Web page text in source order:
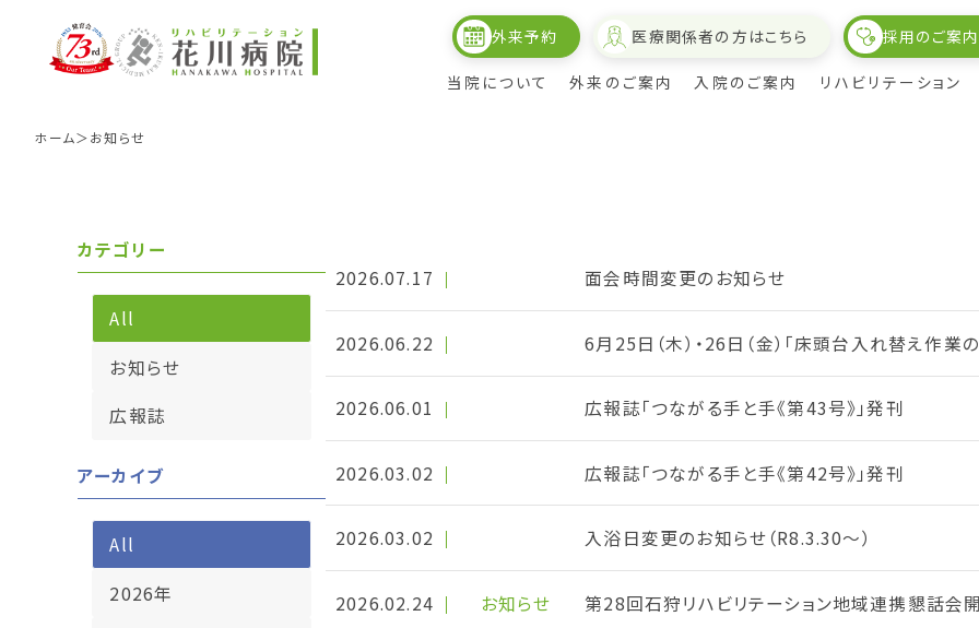
外来予約 医療関係者の方はこちら 採用のご案内
当院について
病院理念 会長の挨拶
院内設備について
フロアガイド
オプトアウトについて
クリニカルアウトカムについて
外来のご案内
外来診療科目・診療時間表 嚥下造影検査外来のご案内 特定健
入院のご案内
入院中の生活 入院費用について 病室・個室について
お見舞いメール
リハビリテーション
入院リハビリテーション 外来リハビリテーション 訪問リハビリテーション
お知らせ
ホーム お知らせ
カテゴリー
All
お知らせ
広報誌
アーカイブ
All
2026年
2026.07.17
面会時間変更のお知らせ
2026.06.22 6月25日（木）・26日（金）「床頭台入れ替え作業
2026.06.01 広報誌「つながる手と手《第43号》」発刊
2026.03.02 広報誌「つながる手と手《第42号》」発刊
2026.03.02 入浴日変更のお知らせ（R8.3.30～）
2026.02.24 お知らせ 第28回石狩リハビリテーション地域連携懇話会